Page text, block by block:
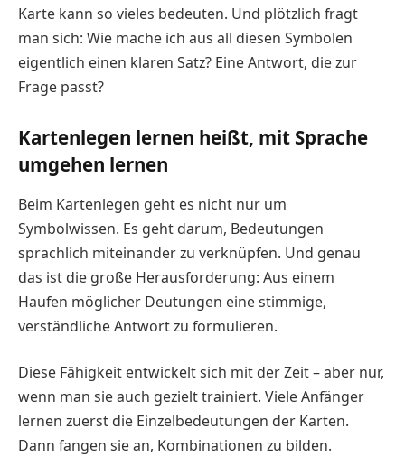
Karte kann so vieles bedeuten. Und plötzlich fragt
man sich: Wie mache ich aus all diesen Symbolen
eigentlich einen klaren Satz? Eine Antwort, die zur
Frage passt?
Kartenlegen lernen heißt, mit Sprache
umgehen lernen
Beim Kartenlegen geht es nicht nur um
Symbolwissen. Es geht darum, Bedeutungen
sprachlich miteinander zu verknüpfen. Und genau
das ist die große Herausforderung: Aus einem
Haufen möglicher Deutungen eine stimmige,
verständliche Antwort zu formulieren.
Diese Fähigkeit entwickelt sich mit der Zeit – aber nur,
wenn man sie auch gezielt trainiert. Viele Anfänger
lernen zuerst die Einzelbedeutungen der Karten.
Dann fangen sie an, Kombinationen zu bilden.